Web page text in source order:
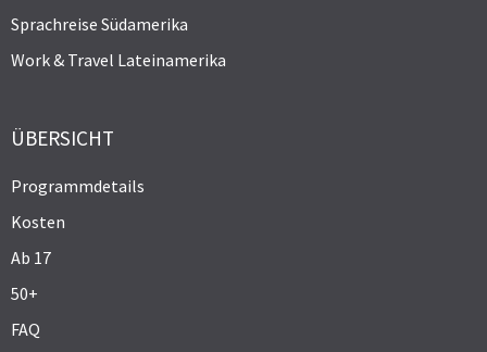
Sprachreise Südamerika
Work & Travel Lateinamerika
ÜBERSICHT
Programmdetails
Kosten
Ab 17
50+
FAQ